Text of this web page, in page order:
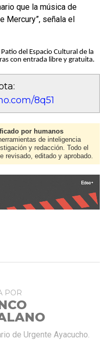
que la música de
Mercury”, señala el
del Espacio Cultural de la
con entrada libre y gratuita.
8q51
por humanos
de inteligencia
y redacción. Todo el
revisado, editado y aprobado.
POR
de Urgente Ayacucho.